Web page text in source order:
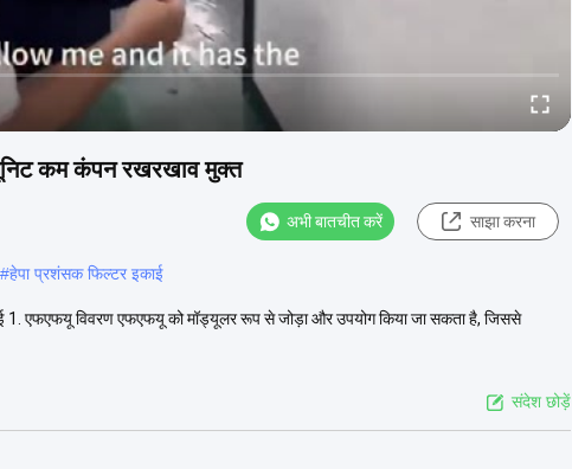
कम कंपन रखरखाव मुक्त
अभी बातचीत करें साझा करना
#हेपा प्रशंसक फिल्टर इकाई
1. एफएफयू विवरण एफएफयू को मॉड्यूलर रूप से जोड़ा और उपयोग किया जा सकता है, जिससे
संदेश छोड़ें